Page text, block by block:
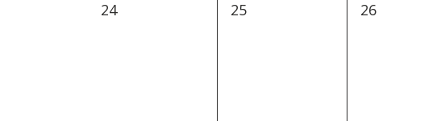
0
24
0
25
0
26